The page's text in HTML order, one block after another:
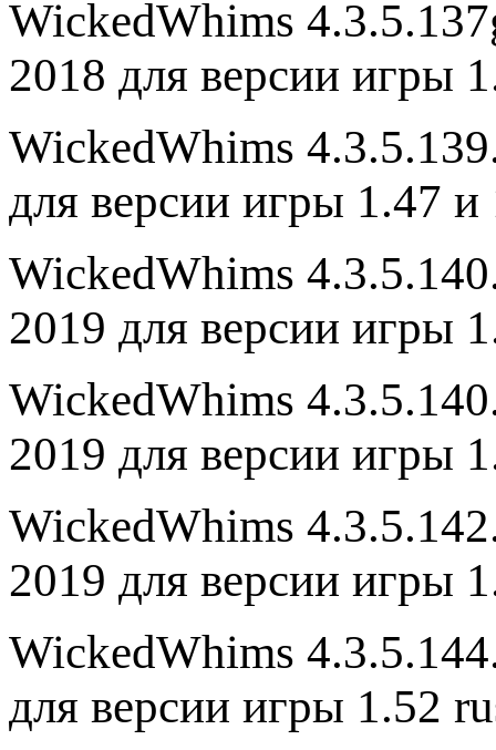
WickedWhims
2018 для версии игры
WickedWhims
для версии игры 1.47
WickedWhims
2019 для версии игры
WickedWhims
2019 для версии игры
WickedWhims
2019 для версии игры
WickedWhims
для версии игры 1.52